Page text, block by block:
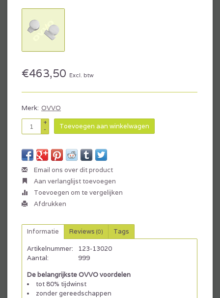
€463,50 Excl. btw
Merk: OVVO
+
-
Toevoegen aan winkelwagen
Email ons over dit product
Aan verlanglijst toevoegen
Toevoegen om te vergelijken
Afdrukken
Informatie Reviews (0) Tags
Artikelnummer:
123-13020
Aantal:
999
De belangrijkste OVVO voordelen
tot 80% tijdwinst
zonder gereedschappen